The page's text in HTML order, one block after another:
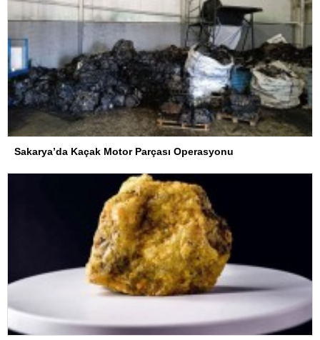
Sakarya’da Kaçak Motor Parçası Operasyonu